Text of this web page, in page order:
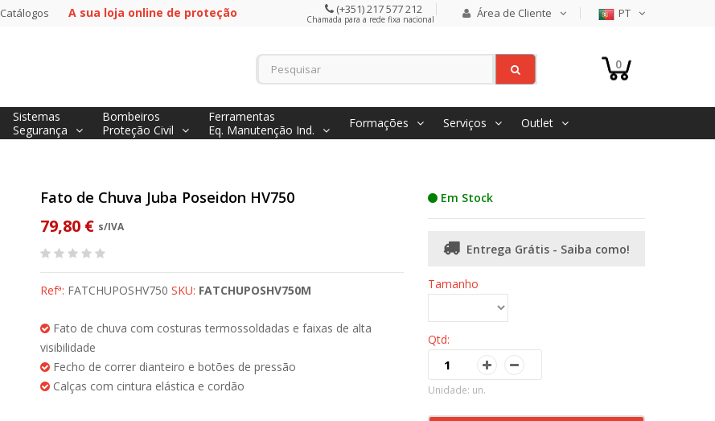
Catálogos A sua loja online de proteção (+351) 217 577 212
Chamada para a rede fixa nacional Área de Cliente PT
0
Sistemas
Segurança
Bombeiros
Proteção Civil
Ferramentas
Eq. Manutenção Ind.
Formações Serviços Outlet
Fato de Chuva Juba Poseidon HV750
79,80 € s/IVA
Refª: FATCHUPOSHV750 SKU: FATCHUPOSHV750M
Fato de chuva com costuras termossoldadas e faixas de alta
visibilidade
Fecho de correr dianteiro e botões de pressão
Calças com cintura elástica e cordão
Em Stock
Entrega Grátis - Saiba como!
Tamanho
Qtd:
Unidade: un.